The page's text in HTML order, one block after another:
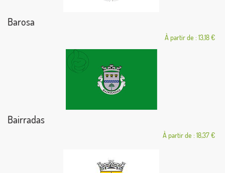
Barosa
À partir de : 13,18 €
Bairradas
À partir de : 18,37 €